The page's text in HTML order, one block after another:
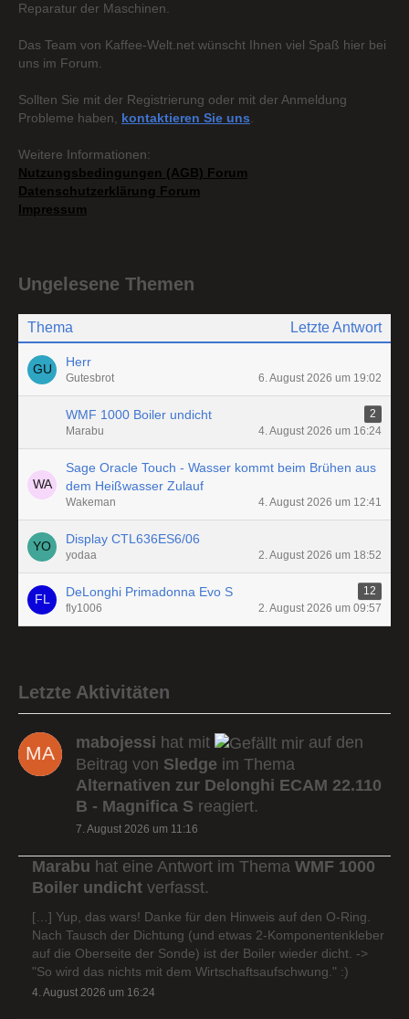
Reparatur der Maschinen.
Das Team von Kaffee-Welt.net wünscht Ihnen viel Spaß hier bei
uns im Forum.
Sollten Sie mit der Registrierung oder mit der Anmeldung
Probleme haben, kontaktieren Sie uns
Weitere Informationen:
Nutzungsbedingungen (AGB) Forum
Datenschutzerklärung Forum
Impressum
Ungelesene Themen
Thema Letzte Antwort
Herr
Gutesbrot 6. August 2026 um 19:02
WMF 1000 Boiler undicht
2
Marabu
4. August 2026 um 16:24
Sage Oracle Touch - Wasser kommt beim Brühen aus
dem Heißwasser Zulauf
Wakeman 4. August 2026 um 12:41
Display CTL636ES6/06
yodaa 2. August 2026 um 18:52
DeLonghi Primadonna Evo S
12
fly1006
2. August 2026 um 09:57
Letzte Aktivitäten
mabojessi hat mit
auf den
Beitrag von Sledge im Thema
Alternativen zur Delonghi ECAM 22.110
B - Magnifica S reagiert.
7. August 2026 um 11:16
Marabu hat eine Antwort im Thema WMF 1000
Boiler undicht verfasst.
[…] Yup, das wars! Danke für den Hinweis auf den O-Ring.
Nach Tausch der Dichtung (und etwas 2-Komponentenkleber
auf die Oberseite der Sonde) ist der Boiler wieder dicht. ->
"So wird das nichts mit dem Wirtschaftsaufschwung." :)
4. August 2026 um 16:24